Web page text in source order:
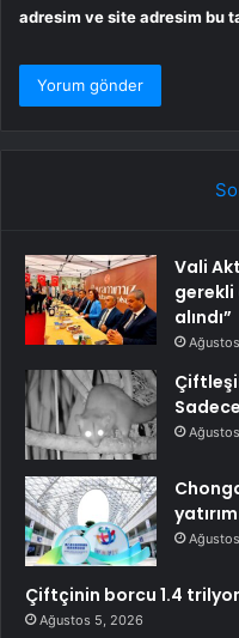
adresim ve site adresim bu
Vali
alındı”
Çiftçinin borcu 1.4
Ağustos 5, 2026